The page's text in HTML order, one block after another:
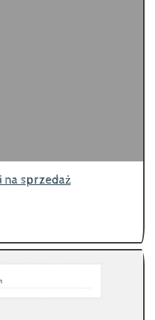
na sprzedaż